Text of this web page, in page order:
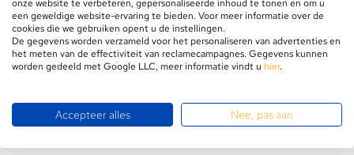
onze website te verbeteren, gepersonaliseerde inhoud te tonen en om u
een geweldige website-ervaring te bieden. Voor meer informatie over de
cookies die we gebruiken opent u de instellingen.
De gegevens worden verzameld voor het personaliseren van advertenties en
het meten van de effectiviteit van reclamecampagnes. Gegevens kunnen
worden gedeeld met Google LLC, meer informatie vindt u hier.
Accepteer alles Nee, pas aan